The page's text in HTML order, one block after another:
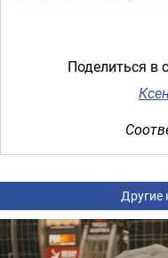
Поделиться в
Другие